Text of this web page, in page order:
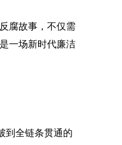
腐故事，不仅需
一场新时代廉洁
到全链条贯通的